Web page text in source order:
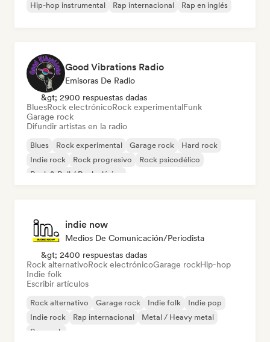
Hip-hop instrumental
Rap internacional Rap en inglés
Good Vibrations Radio
Emisoras De Radio
&gt; 2900 respuestas dadas
BluesRock electrónicoRock experimentalFunk
Garage rock
Difundir artistas en la radio
Blues Rock experimental Garage rock
Hard rock
Indie rock
Rock progresivo
Rock psicodélico
Rock & Roll / Rock clásico
indie now
Medios De Comunicación/Periodista
&gt; 2400 respuestas dadas
Rock alternativoRock electrónicoGarage rockHip-hop
Indie folk
Escribir artículos
Rock alternativo Garage rock Indie folk
Indie pop
Indie rock
Rap internacional
Metal / Heavy metal
Pop rock